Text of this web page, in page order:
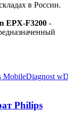
в России.
EPX-F3200 -
Philips